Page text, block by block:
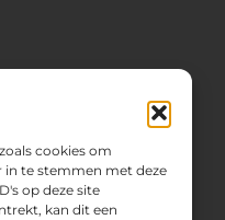
cookies om
in te stemmen met deze
op deze site
kan dit een